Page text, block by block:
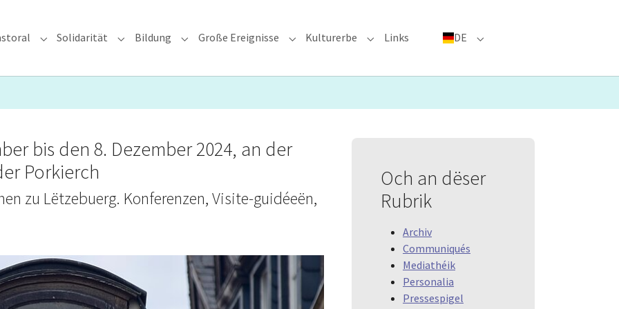
Submenu for "Glauben & Pastoral"
Solidarität Submenu for "Solidarität"
Bildung Submenu for "Bildung"
Große Ereignisse Submenu for "Große Ereignisse"
Kulturerbe Submenu for "Kulturerbe"
Links DE Submenu for "DE"
bis den 8. Dezember 2024, an der
Porkierch
zu Lëtzebuerg. Konferenzen, Visite-guidéeën,
Och an dëser
Rubrik
Archiv
Communiqués
Mediathéik
Personalia
Pressespigel